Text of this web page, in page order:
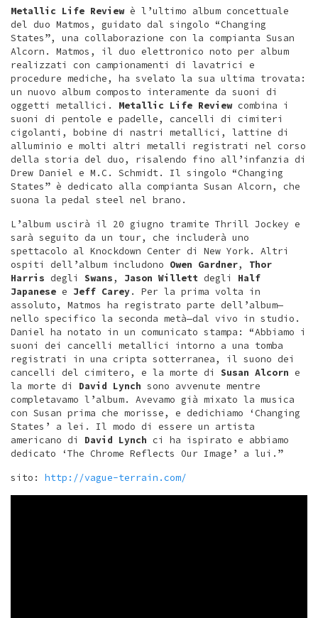
Metallic Life Reviewè l’ultimo album concettuale
del duo Matmos, guidato dal singolo “Changing
States”, una collaborazione con la compianta Susan
Alcorn. Matmos, il duo elettronico noto per album
realizzati con campionamenti di lavatrici e
procedure mediche, ha svelato la sua ultima trovata:
un nuovo album composto interamente da suoni di
oggetti metallici. Metallic Life Reviewcombina i
suoni di pentole e padelle, cancelli di cimiteri
cigolanti, bobine di nastri metallici, lattine di
alluminio e molti altri metalli registrati nel corso
della storia del duo, risalendo fino all’infanzia di
Drew Daniel e M.C. Schmidt. Il singolo “Changing
States” è dedicato alla compianta Susan Alcorn, che
suona la pedal steel nel brano.
L’album uscirà il 20 giugno tramite Thrill Jockey e
sarà seguito da un tour, che includerà uno
spettacolo al Knockdown Center di New York. Altri
ospiti dell’album includono Owen Gardner,
Thor
Harris degli Swans, Jason Willett degli Half
Japanese e Jeff Carey. Per la prima volta in
assoluto, Matmos ha registrato parte dell’album—
nello specifico la seconda metà—dal vivo in studio.
Daniel ha notato in un comunicato stampa: “Abbiamo i
suoni dei cancelli metallici intorno a una tomba
registrati in una cripta sotterranea, il suono dei
cancelli del cimitero, e la morte di Susan Alcorn e
la morte di David Lynch sono avvenute mentre
completavamo l’album. Avevamo già mixato la musica
con Susan prima che morisse, e dedichiamo ‘Changing
States’ a lei. Il modo di essere un artista
americano di David Lynch ci ha ispirato e abbiamo
dedicato ‘The Chrome Reflects Our Image’ a lui.”
sito: http://vague-terrain.com/